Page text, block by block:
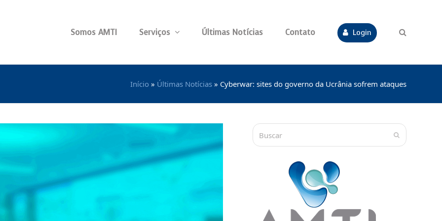
Somos AMTI Serviços Últimas Notícias Contato Login
Início » Últimas Notícias » Cyberwar: sites do governo da Ucrânia sofrem ataques
Buscar